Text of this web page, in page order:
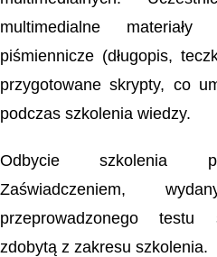
multimedialne materiały
piśmiennicze (długopis,
przygotowane skrypty, co
podczas szkolenia wiedzy.
Odbycie szkolenia
Zaświadczeniem,
przeprowadzonego testu
zdobytą z zakresu szkolenia.